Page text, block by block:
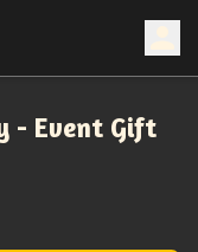
- Event Gift